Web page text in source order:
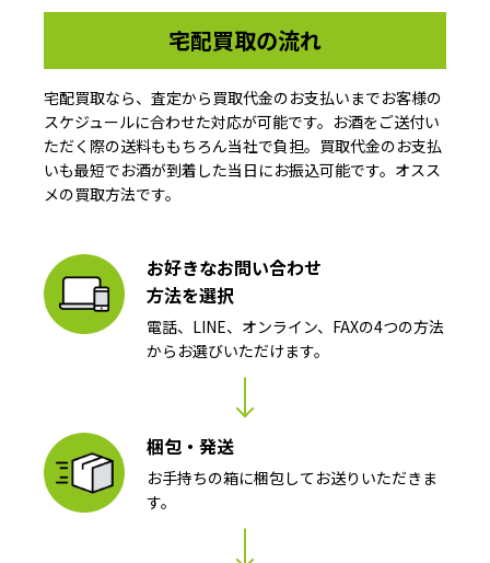
宅配買取の流れ
宅配買取なら、査定から買取代金のお支払いまでお客様の
スケジュールに合わせた対応が可能です。お酒をご送付い
ただく際の送料ももちろん当社で負担。買取代金のお支払
いも最短でお酒が到着した当日にお振込可能です。オスス
メの買取方法です。
お好きなお問い合わせ
方法を選択
電話、LINE、オンライン、FAXの4つの方法
からお選びいただけます。
梱包・発送
お手持ちの箱に梱包してお送りいただきま
す。